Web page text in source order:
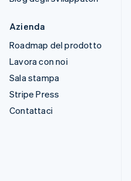
Azienda
Roadmap del prodotto
Lavora con noi
Sala stampa
Stripe Press
Contattaci